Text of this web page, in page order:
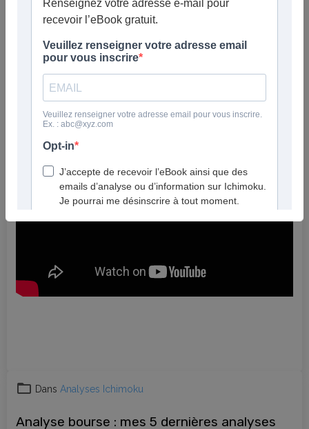
et les bases de l’analyse technique, ainsi qu’une interview pour
mieux découvrir mon approche.
Pour commencer mes deux vidéos de la semaine dernière:
Boston scientific & Microsoft : consensus analystes +
Dans Analyses Ichimoku
Analyse bourse : mes 5 dernières analyses